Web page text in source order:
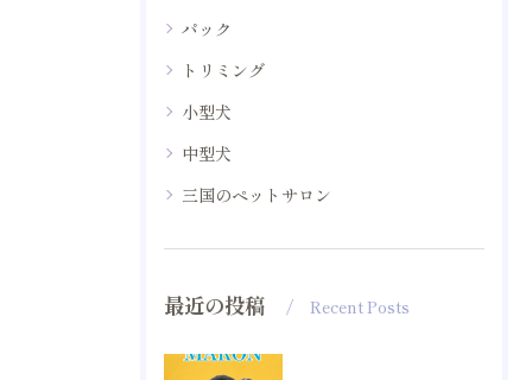
パック
トリミング
小型犬
中型犬
三国のペットサロン
最近の投稿 Recent Posts